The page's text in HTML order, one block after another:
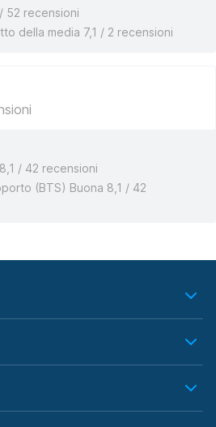
52 recensioni
della media 7,1 / 2 recensioni
/ 42 recensioni
(BTS) Buona 8,1 / 42